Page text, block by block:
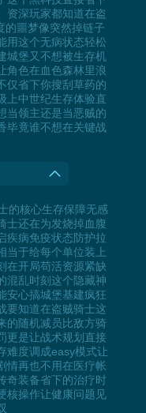
资深玩家都知道在盗
的噩梦像突然掉链子
用这个无病状态轻松
城堡又不想被生存机
角色在血色森林里浪
仅省下你搜刮草药的
上中世纪生存体验直
当领主还是当恶贼的
毕竟谁不想在关键战
的核心生存保障无感
士还在为发烧掉血腹
疾病免疫状态防护拉
当于给每个单位装上
在开局苟活资源紧缺
混乱时刻这个隐藏神
安心搞城堡基建疯狂
要知道在盗贼骑士这
的随机减员比敌方骑
更是让战术规划直接
难度调成easy模式让
情再也不用在医疗帐
奇装备省下的治疗时
核操作让健康问题见